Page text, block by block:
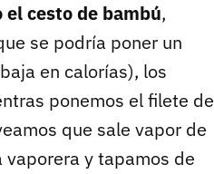
el cesto de bambú,
se podría poner un
en calorías), los
ponemos el filete de
que sale vapor de
y tapamos de